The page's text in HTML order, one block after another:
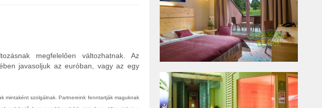
megfelelően változhatnak. Az
javasoljuk az euróban, vagy az egy
mintaként szolgálnak. Partnereink fenntartják maguknak